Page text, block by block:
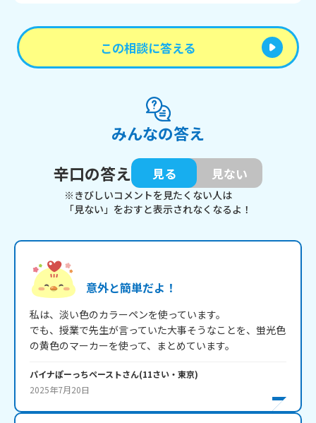
この相談に答える
みんなの答え
辛口の答え
見る 見ない
※きびしいコメントを見たくない人は
「見ない」をおすと表示されなくなるよ！
意外と簡単だよ！
私は、淡い色のカラーペンを使っています。
でも、授業で先生が言っていた大事そうなことを、蛍光色
の黄色のマーカーを使って、まとめています。
パイナぽーっちペーストさん(11さい・ 東京)
2025年7月20日